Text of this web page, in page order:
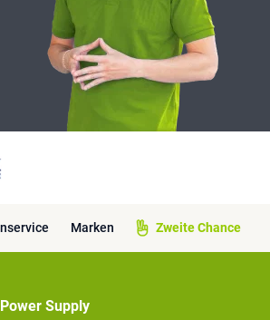
Marken Zweite Chance
Supply